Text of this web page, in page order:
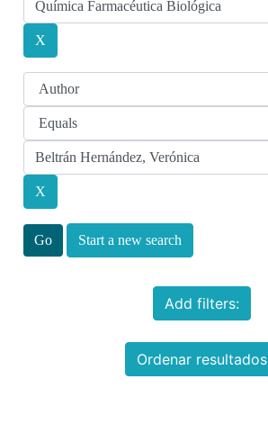
Start a new search
Add filters:
Ordenar resultados